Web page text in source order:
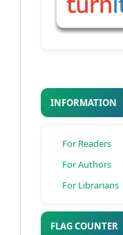
INFORMATION
For Readers
For Authors
For Librarians
FLAG COUNTER